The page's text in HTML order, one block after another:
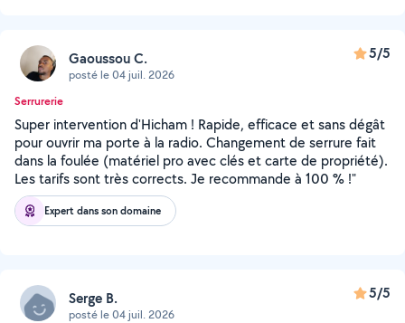
Gaoussou C.
posté le 04 juil. 2026
5/5
Serrurerie
Super intervention d'Hicham ! Rapide, efficace et sans dégât
pour ouvrir ma porte à la radio. Changement de serrure fait
dans la foulée (matériel pro avec clés et carte de propriété).
Les tarifs sont très corrects. Je recommande à 100 % !"
Expert dans son domaine
Serge B.
posté le 04 juil. 2026
5/5